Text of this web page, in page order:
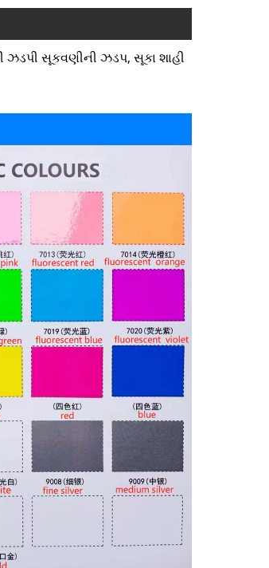
ઝડપી સૂકવણીની ઝડપ, સૂકા શાહી